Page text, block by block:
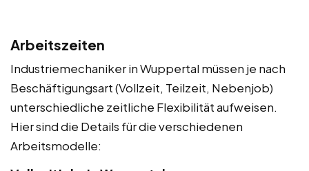
Arbeitszeiten
Industriemechaniker in Wuppertal müssen je nach
Beschäftigungsart (Vollzeit, Teilzeit, Nebenjob)
unterschiedliche zeitliche Flexibilität aufweisen.
Hier sind die Details für die verschiedenen
Arbeitsmodelle: